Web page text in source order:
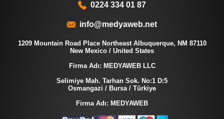
0224 334 01 87
info@medyaweb.net
1209 Mountain Road Place Northeast Albuquerque, NM 87110
New Mexico / United States
Firma Adı: MEDYAWEB LLC
Selimiye Mah. Tarhan Sok. No:1 D:5
Osmangazi / Bursa / Türkiye
Firma Adı: MEDYAWEB